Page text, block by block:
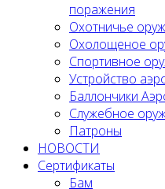
поражения
Охотничье
Охолощеное
Спортивное
Устройство
Баллончики
Служебное
Патроны
НОВОСТИ
Сертификаты
Бам